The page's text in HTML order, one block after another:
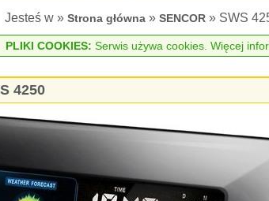
Jesteś w » Strona główna » SENCOR » SWS
PLIKI COOKIES: Serwis używa cookies. Więcej
4250